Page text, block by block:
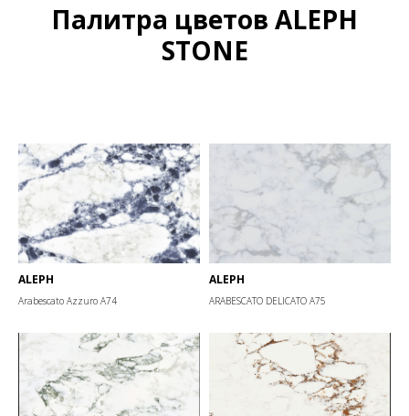
Палитра цветов ALEPH
STONE
ALEPH
Arabescato Azzuro А74
ALEPH
ARABESCATO DELICATO А75